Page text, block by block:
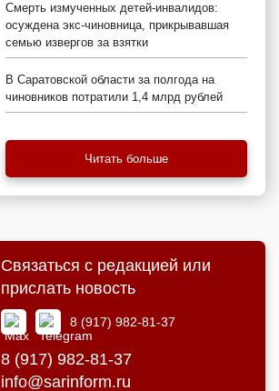
Смерть измученных детей-инвалидов:
осуждена экс-чиновница, прикрывавшая
семью извергов за взятки
В Саратовской области за полгода на
чиновников потратили 1,4 млрд рублей
Читать больше
Связаться с редакцией или
прислать новость
8 (917) 982-81-37
8 (917) 982-81-37
info@sarinform.ru